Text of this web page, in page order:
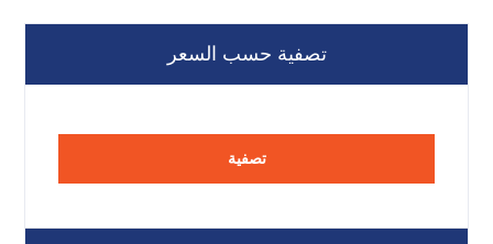
تصفية حسب السعر
تصفية